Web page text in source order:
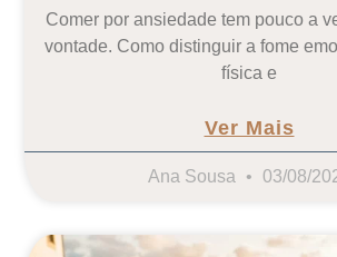
Comer por ansiedade tem pouco a
vontade. Como distinguir a fome
física e
Ver Mais
Ana Sousa 03/08/